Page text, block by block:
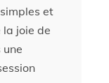
et
la joie de